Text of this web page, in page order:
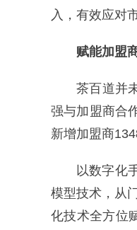
入，有效应对
赋能加盟
茶百道并
强与加盟商合
新增加盟商
以数字化
模型技术，从
化技术全方位